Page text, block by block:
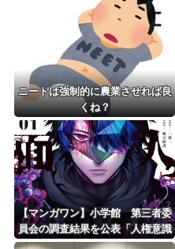
8/4のニュース
更新中止のお知らせ
ニートは強制的に農業させれば良
くね？
【マンガワン】小学館 第三者委
員会の調査結果を公表「人権意識
十分でなかった」 性加害歴ある